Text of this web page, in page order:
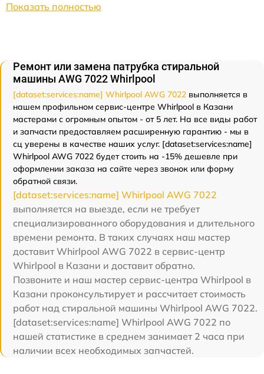
Показать полностью
Ремонт или замена патрубка стиральной
машины AWG 7022 Whirlpool
[dataset:services:name] Whirlpool AWG 7022 выполняется в
нашем профильном сервис-центре Whirlpool в Казани
мастерами с огромным опытом - от 5 лет. На все виды работ
и запчасти предоставляем расширенную гарантию - мы в
сц уверены в качестве наших услуг. [dataset:services:name]
Whirlpool AWG 7022 будет стоить на -15% дешевле при
оформлении заказа на сайте через звонок или форму
обратной связи.
[dataset:services:name] Whirlpool AWG 7022
выполняется на выезде, если не требует
специализированного оборудования и длительного
времени ремонта. В таких случаях наш мастер
доставит Whirlpool AWG 7022 в сервис-центр
Whirlpool в Казани и доставит обратно.
Позвоните и наш мастер сервис-центра Whirlpool в
Казани проконсультирует и рассчитает стоимость
работ над стиральной машины Whirlpool AWG 7022.
[dataset:services:name] Whirlpool AWG 7022 по
нашей статистике в среднем занимает 2 часа при
наличии всех необходимых запчастей.